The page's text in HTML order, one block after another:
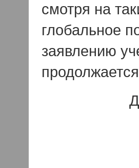
смотря на
глобальное
заявлению